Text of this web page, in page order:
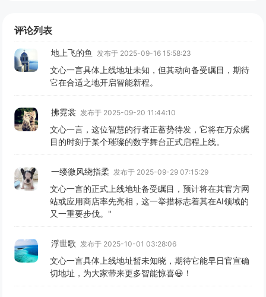
评论列表
地上飞的鱼 发布于 2025-09-16 15:58:23
文心一言具体上线地址未知，但其动向备受瞩目，期待
它在合适之地开启智能新程。
拂霓裳 发布于 2025-09-20 11:44:10
文心一言，这位智慧的行者正蓄势待发，它将在万众瞩
目的时刻于某个璀璨的数字舞台正式启程上线。
一缕微风绕指柔 发布于 2025-09-29 07:15:29
文心一言的正式上线地址备受瞩目，预计将在其官方网
站或应用商店率先亮相，这一举措标志着其在AI领域的
又一重要步伐。"
浮世歌 发布于 2025-10-01 03:28:06
文心一言具体上线地址暂未知晓，期待它能早日官宣确
切地址，为大家带来更多智能惊喜😃！